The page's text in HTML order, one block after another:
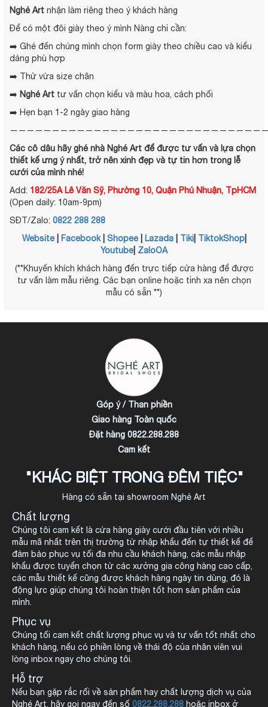
Nghé Art nhận làm riêng theo ý khách hàng
Để có một đôi giày theo ý mình Nàng chỉ cần:
➡️ Ghé đến chúng mình chọn form giày theo chiều cao và kiểu
dáng phù hợp
➡️ Thử vừa size chân
➡️ Nghé Art tư vấn chọn kiểu và màu hoa, cách phối
➡️ Hẹn bạn 1-2 ngày giao hàng
Các cô dâu hãy ghé nhà Nghé Art để được tư vấn và lựa chọn
thiết kế ưng ý nhất, trở nên xinh đẹp và tự tin hơn trong lễ
cưới của mình nhé!
Add: 182/25A Lê Văn Sỹ, Phường 10, Quận Phú Nhuận, TpHCM
(Open daily: 10am-9pm)
SĐT/Zalo: 0822 288 288
Website| Facebook Shopee Lazada Tiki| TiktokShop|
Youtube ZaloOA
(**Khuyến khích khách hàng đến trực tiếp cửa hàng để được
tư vấn làm mẫu riêng. Các bạn online hoặc tỉnh xa nên chọn
mẫu có sẵn **)
Góp ý / Than phiền
Giao hàng Toàn quốc
Đặt hàng 0822.288.288
Cam kết
"KHÁC BIỆT TRONG ĐÊM TIỆC"
Hàng có sẵn tại showroom Nghé Art
Chất lượng
Chúng tôi cam kết là cửa hàng giày cưới đầu tiên với nhiều
mẫu mã nhất trên thị trường từ nhập khẩu đến tự thiết kế để
đảm bảo phục vụ tối đa nhu cầu khách hàng, các mẫu nhập
khẩu được tuyển chọn từ các xưởng gia công hàng cao cấp,
các mẫu thiết kế cũng được khách hàng ngày tin dùng, đó là
động lực giúp chúng tôi hoàn thiện tốt hơn sản phẩm của
mình.
Phục vụ
Chúng tối cam kết chất lượng phục vụ và tư vấn tốt nhất cho
khách hàng, nếu có phiền lòng về thái độ của nhân viên vui
lòng inbox ngay cho chúng tôi.
Hỗ trợ
Nếu bạn gặp rắc rối về sản phẩm hay chất lượng dịch vụ của
Nghé Art, hãy gọi ngay đến số 0822.288.288 hoặc inbox ở